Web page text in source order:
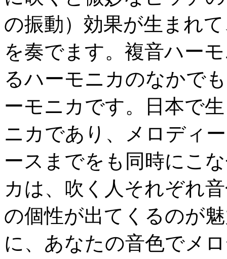
の振動）効果が生まれ
を奏でます。複音ハー
るハーモニカのなかで
ーモニカです。日本で
ニカであり、メロディ
ースまでをも同時にこ
カは、吹く人それぞれ
の個性が出てくるのが
に、あなたの音色でメ